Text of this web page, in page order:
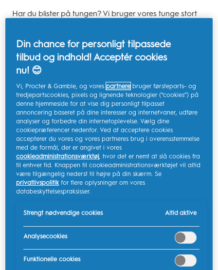
Har du blister på tungen? Vi bruger vores tunge stort
Tungen er et meget følsomt og fleksibelt organ med
helt op til 4.000 smagsløg. Dermed spiller tungen en
vigtig rolle i vores velbefindende og fortæller samtidig
en hel del om mundens sundhed.
En sund tunge har en lyserød nuance med små dupper
kaldet "papiller" på over- og undersiden. En blist på
tungen er et hvidligt sår i mundhulens slimhinde, der
ofte gør ondt og er fyldt med en klar væske, blod eller
pus.
Det er dog ingen grund til at blive forskrækket ved
synet af en blist på tungen, eftersom de fleste oplever
at få blister på tungen eller i munden fra tid til anden.
Blæner, after eller blister på tungen kan have en lang
de fleste forsvinder af sig selv inden for kort tid eller er
Din chance for personligt tilpassede
tilbud og indhold! Acceptér cookies
nu! 😊
Vi, Procter & Gamble, og vorespartnere bruger førsteparts- og
tredjepartscookies, pixels og lignende teknologier (“cookies”) på
denne hjemmeside for at vise dig personligt tilpasset
annoncering baseret på dine interesser og internetvaner, udføre
analyser og forbedre din internetoplevelse. Vælg dine
cookiepræferencer nedenfor. Ved at acceptere cookies
accepterer du vores og vores partneres brug i overensstemmelse
med de formål, der er angivet i vores
cookieadministrationsværktøj, hvor det er nemt at slå cookies fra
til enhver tid. Knappen til cookieadministrationsværktøjet vil altid
være tilgængelig nederst til højre på din skærm. Se
privatlivspolitikfor flere oplysninger om vores
databeskyttelsespraksisser.
Strengt nødvendige cookies Altid aktive
Analysecookies
Funktionelle cookies